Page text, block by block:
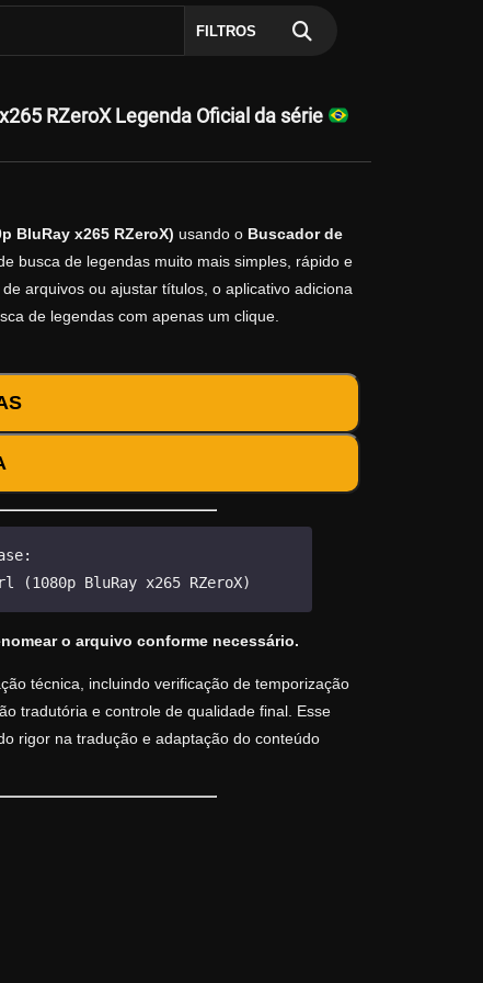
FILTROS
RZeroX Legenda Oficial da série
BluRay x265 RZeroX) usando o Buscador de
busca de legendas muito mais simples, rápido e
arquivos ou ajustar títulos, o aplicativo adiciona
de legendas com apenas um clique.
BluRay x265 RZeroX)
o arquivo conforme necessário.
técnica, incluindo verificação de temporização
tradutória e controle de qualidade final. Esse
rigor na tradução e adaptação do conteúdo